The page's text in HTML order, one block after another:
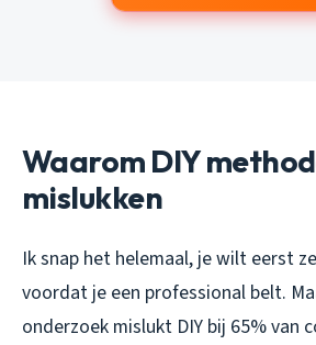
Waarom DIY
mislukken
Ik snap het helemaal, je wilt eerst
voordat je een professional belt.
onderzoek mislukt DIY bij 65% van